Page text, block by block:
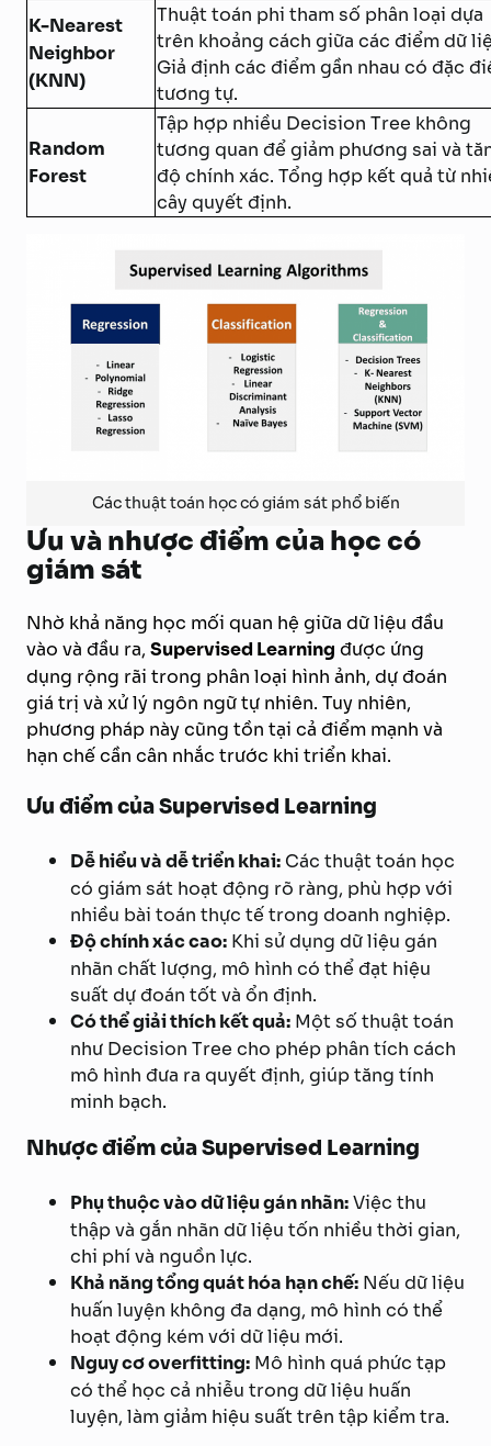
K-Nearest
Neighbor
(KNN)
Thuật toán phi tham số phân loại dựa
trên khoảng cách giữa các điểm dữ
Giả định các điểm gần nhau có đặc
tương tự.
Random
Forest
Tập hợp nhiều Decision Tree không
tương quan để giảm phương sai và
độ chính xác. Tổng hợp kết quả từ
cây quyết định.
Các thuật toán học có giám sát phổ biến
Ưu và nhược điểm của học có
giám sát
Nhờ khả năng học mối quan hệ giữa dữ liệu đầu
vào và đầu ra, Supervised Learning được ứng
dụng rộng rãi trong phân loại hình ảnh, dự đoán
giá trị và xử lý ngôn ngữ tự nhiên. Tuy nhiên,
phương pháp này cũng tồn tại cả điểm mạnh và
hạn chế cần cân nhắc trước khi triển khai.
Ưu điểm của Supervised Learning
Dễ hiểu và dễ triển khai: Các thuật toán học
có giám sát hoạt động rõ ràng, phù hợp với
nhiều bài toán thực tế trong doanh nghiệp.
Độ chính xác cao: Khi sử dụng dữ liệu gán
nhãn chất lượng, mô hình có thể đạt hiệu
suất dự đoán tốt và ổn định.
Có thể giải thích kết quả: Một số thuật toán
như Decision Tree cho phép phân tích cách
mô hình đưa ra quyết định, giúp tăng tính
minh bạch.
Nhược điểm của Supervised Learning
Phụ thuộc vào dữ liệu gán nhãn:Việc thu
thập và gắn nhãn dữ liệu tốn nhiều thời gian,
chi phí và nguồn lực.
Khả năng tổng quát hóa hạn chế: Nếu dữ liệu
huấn luyện không đa dạng, mô hình có thể
hoạt động kém với dữ liệu mới.
Nguy cơ overfitting: Mô hình quá phức tạp
có thể học cả nhiễu trong dữ liệu huấn
luyện, làm giảm hiệu suất trên tập kiểm tra.